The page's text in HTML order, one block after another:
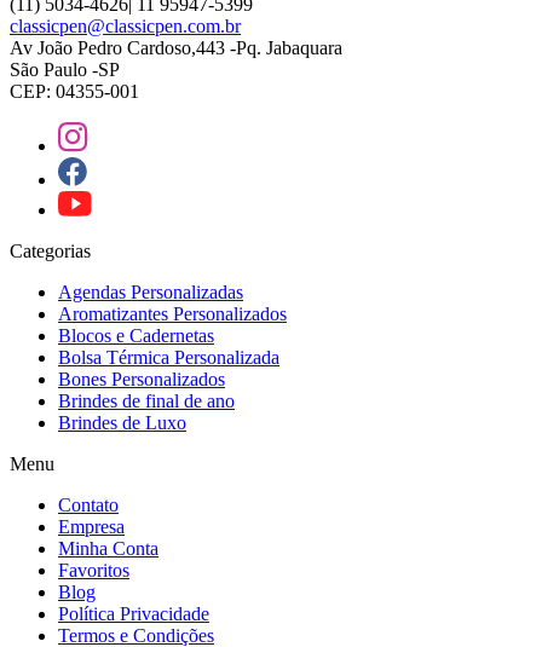
(11) 5034-4626| 11 95947-5399
classicpen@classicpen.com.br
Av João Pedro Cardoso,443 -Pq. Jabaquara
São Paulo -SP
CEP: 04355-001
Categorias
Agendas Personalizadas
Aromatizantes Personalizados
Blocos e Cadernetas
Bolsa Térmica Personalizada
Bones Personalizados
Brindes de final de ano
Brindes de Luxo
Menu
Contato
Empresa
Minha Conta
Favoritos
Blog
Política Privacidade
Termos e Condições